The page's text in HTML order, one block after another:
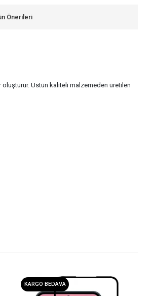
Önerileri
Üstün kaliteli malzemeden üretilen
KARGO BEDAVA